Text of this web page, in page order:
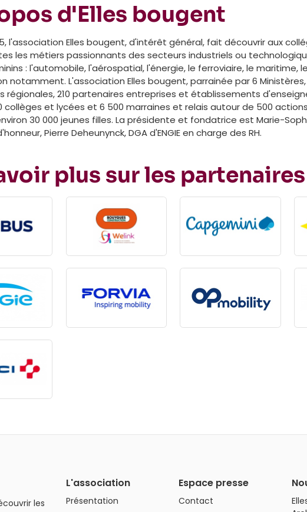
d'Elles bougent
l'association Elles bougent, d'intérêt général, fait découvrir aux
les métiers passionnants des secteurs industriels ou
: l'automobile, l'aérospatial, l'énergie, le ferroviaire, le maritime,
notamment. L'association Elles bougent, parrainée par 6 Ministères,
régionales, 210 partenaires entreprises et établissements
collèges et lycées et 6 500 marraines et relais autour de 500
30 000 jeunes filles. La présidente et fondatrice est Marie-
Pierre Deheunynck, DGA d'ENGIE en charge des RH.
plus sur les partenaires
les
L'association
Présentation
Espace presse
Contact